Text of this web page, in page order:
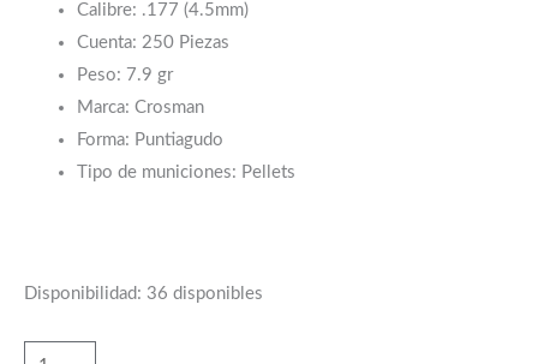
Calibre: .177 (4.5mm)
Cuenta: 250 Piezas
Peso: 7.9 gr
Marca: Crosman
Forma: Puntiagudo
Tipo de municiones: Pellets
Disponibilidad: 36 disponibles